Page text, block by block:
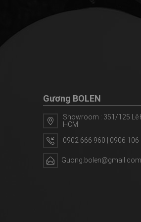
Gương BOLEN
Showroom : 351/125 Lê
HCM
0902 666 960 | 0906
Guong.bolen@gmail.com